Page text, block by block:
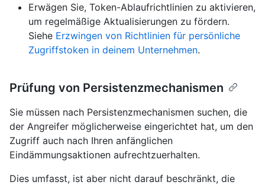
Erwägen Sie, Token-Ablaufrichtlinien zu aktivieren,
um regelmäßige Aktualisierungen zu fördern.
Siehe Erzwingen von Richtlinien für persönliche
Zugriffstoken in deinem Unternehmen.
Prüfung von Persistenzmechanismen
Sie müssen nach Persistenzmechanismen suchen, die
der Angreifer möglicherweise eingerichtet hat, um den
Zugriff auch nach Ihren anfänglichen
Eindämmungsaktionen aufrechtzuerhalten.
Dies umfasst, ist aber nicht darauf beschränkt, die